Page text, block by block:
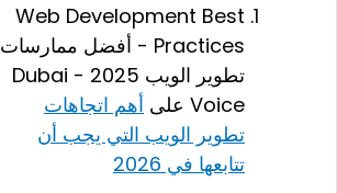
Web Development Best
Practices - أفضل ممارسات
تطوير الويب 2025 - Dubai
Voice على أهم اتجاهات
تطوير الويب التي يجب أن
تتابعها في 2026